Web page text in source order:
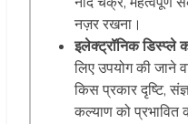
नज़र रखना।
इलेक्ट्रॉनिक डिस्प्ले
लिए उपयोग की जाने
किस प्रकार दृष्टि,
कल्याण को प्रभावित